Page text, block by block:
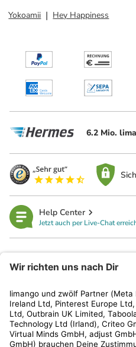
Yokoamii
Hey Happiness
6.2 Mio.
Help Center
Jetzt auch per Live-Chat
Kundenservice
Shop